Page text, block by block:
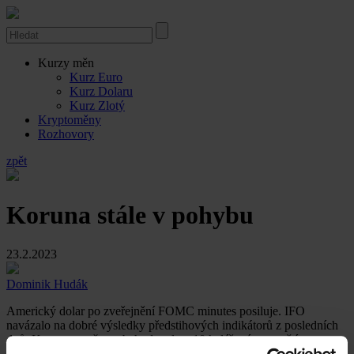
Kurzy měn
Kurz Euro
Kurz Dolaru
Kurz Zlotý
Kryptoměny
Rozhovory
zpět
Koruna stále v pohybu
23.2.2023
Dominik Hudák
Americký dolar po zveřejnění FOMC minutes posiluje. IFO
navázalo na dobré výsledky předstihových indikátorů z posledních
dnů. Koruna se včera obchodovala v 10 haléřovém rozpětí.